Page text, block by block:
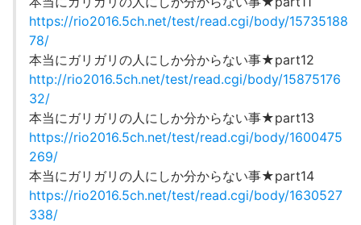
https://rio2016.5ch.net/test/read.cgi/body/15735188
78/
本当にガリガリの人にしか分からない事★part12
http://rio2016.5ch.net/test/read.cgi/body/15875176
32/
本当にガリガリの人にしか分からない事★part13
https://rio2016.5ch.net/test/read.cgi/body/1600475
269/
本当にガリガリの人にしか分からない事★part14
https://rio2016.5ch.net/test/read.cgi/body/1630527
338/